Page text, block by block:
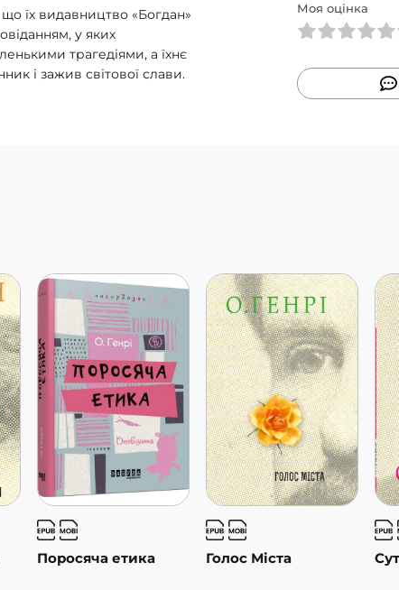
їх видавництво «Богдан»
у яких
трагедіями, а їхнє
і зажив світової слави.
Моя оцінка
Поросяча етика Голос Міста